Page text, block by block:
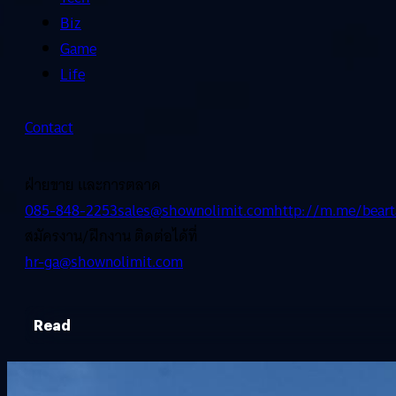
Biz
Game
Life
Contact
ฝ่ายขาย และการตลาด
085-848-2253sales@shownolimit.comhttp://m.me/
สมัครงาน/ฝึกงาน ติดต่อได้ที่
hr-ga@shownolimit.com
Read